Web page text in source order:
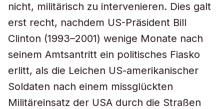
nicht, militärisch zu intervenieren. Dies galt
erst recht, nachdem US-Präsident Bill
Clinton (1993–2001) wenige Monate nach
seinem Amtsantritt ein politisches Fiasko
erlitt, als die Leichen US-amerikanischer
Soldaten nach einem missglückten
Militäreinsatz der USA durch die Straßen